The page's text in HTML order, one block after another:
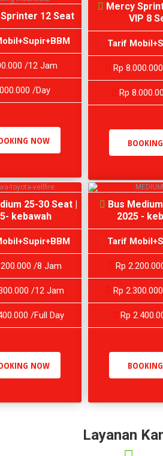
12 Seat
/12 Jam
/Day
NOW
Mercy
VIP 8
Tarif
Rp
Rp
25-30 Seat |
kebawah
/8 Jam
/12 Jam
/Full Day
NOW
Bus
2025 -
Tarif
Rp
Rp
Rp
Layanan